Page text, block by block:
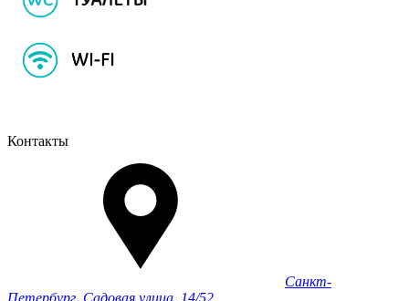
Контакты
Санкт-
Петербург, Садовая улица, 14/52